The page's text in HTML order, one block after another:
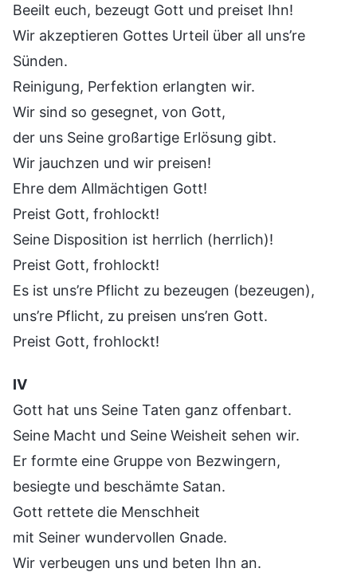
Beeilt euch, bezeugt Gott und preiset Ihn!
Wir akzeptieren Gottes Urteil über all uns’re
Sünden.
Reinigung, Perfektion erlangten wir.
Wir sind so gesegnet, von Gott,
der uns Seine großartige Erlösung gibt.
Wir jauchzen und wir preisen!
Ehre dem Allmächtigen Gott!
Preist Gott, frohlockt!
Seine Disposition ist herrlich (herrlich)!
Preist Gott, frohlockt!
Es ist uns’re Pflicht zu bezeugen (bezeugen),
uns’re Pflicht, zu preisen uns’ren Gott.
Preist Gott, frohlockt!
Ⅳ
Gott hat uns Seine Taten ganz offenbart.
Seine Macht und Seine Weisheit sehen wir.
Er formte eine Gruppe von Bezwingern,
besiegte und beschämte Satan.
Gott rettete die Menschheit
mit Seiner wundervollen Gnade.
Wir verbeugen uns und beten Ihn an.